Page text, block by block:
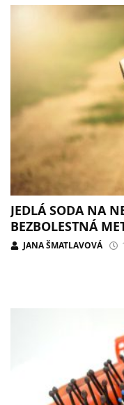
JEDLÁ SODA NA
BEZBOLESTNÁ
JANA ŠMATLAVOVÁ